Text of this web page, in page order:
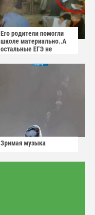
Его родители помогли
школе материально..А
остальные ЕГЭ не
Зримая музыка